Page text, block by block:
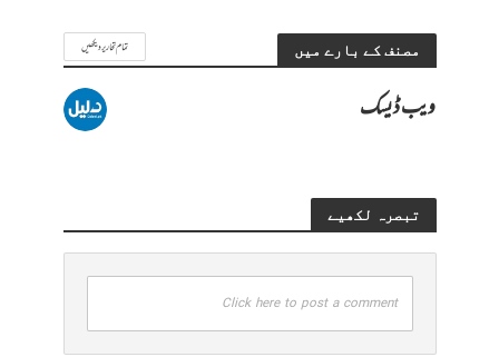
مصنف کے بارے میں تمام تحاریر دیکھیں
ویب ڈیسک
تبصرہ لکھیے
Click here to post a comment